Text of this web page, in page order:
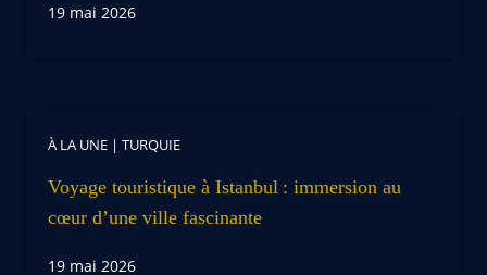
19 mai 2026
À LA UNE | TURQUIE
Voyage touristique à Istanbul : immersion au
cœur d’une ville fascinante
19 mai 2026